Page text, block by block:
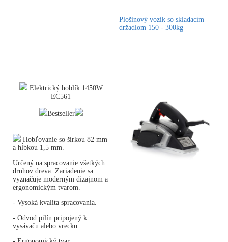
Plošinový vozík so skladacím
držadlom 150 - 300kg
Elektrický hoblík 1450W
EC561
Bestseller
Hobľovanie so šírkou 82 mm
a hĺbkou 1,5 mm.
Určený na spracovanie všetkých
druhov dreva. Zariadenie sa
vyznačuje moderným dizajnom a
ergonomickým tvarom.
- Vysoká kvalita spracovania.
- Odvod pilín pripojený k
vysávaču alebo vrecku.